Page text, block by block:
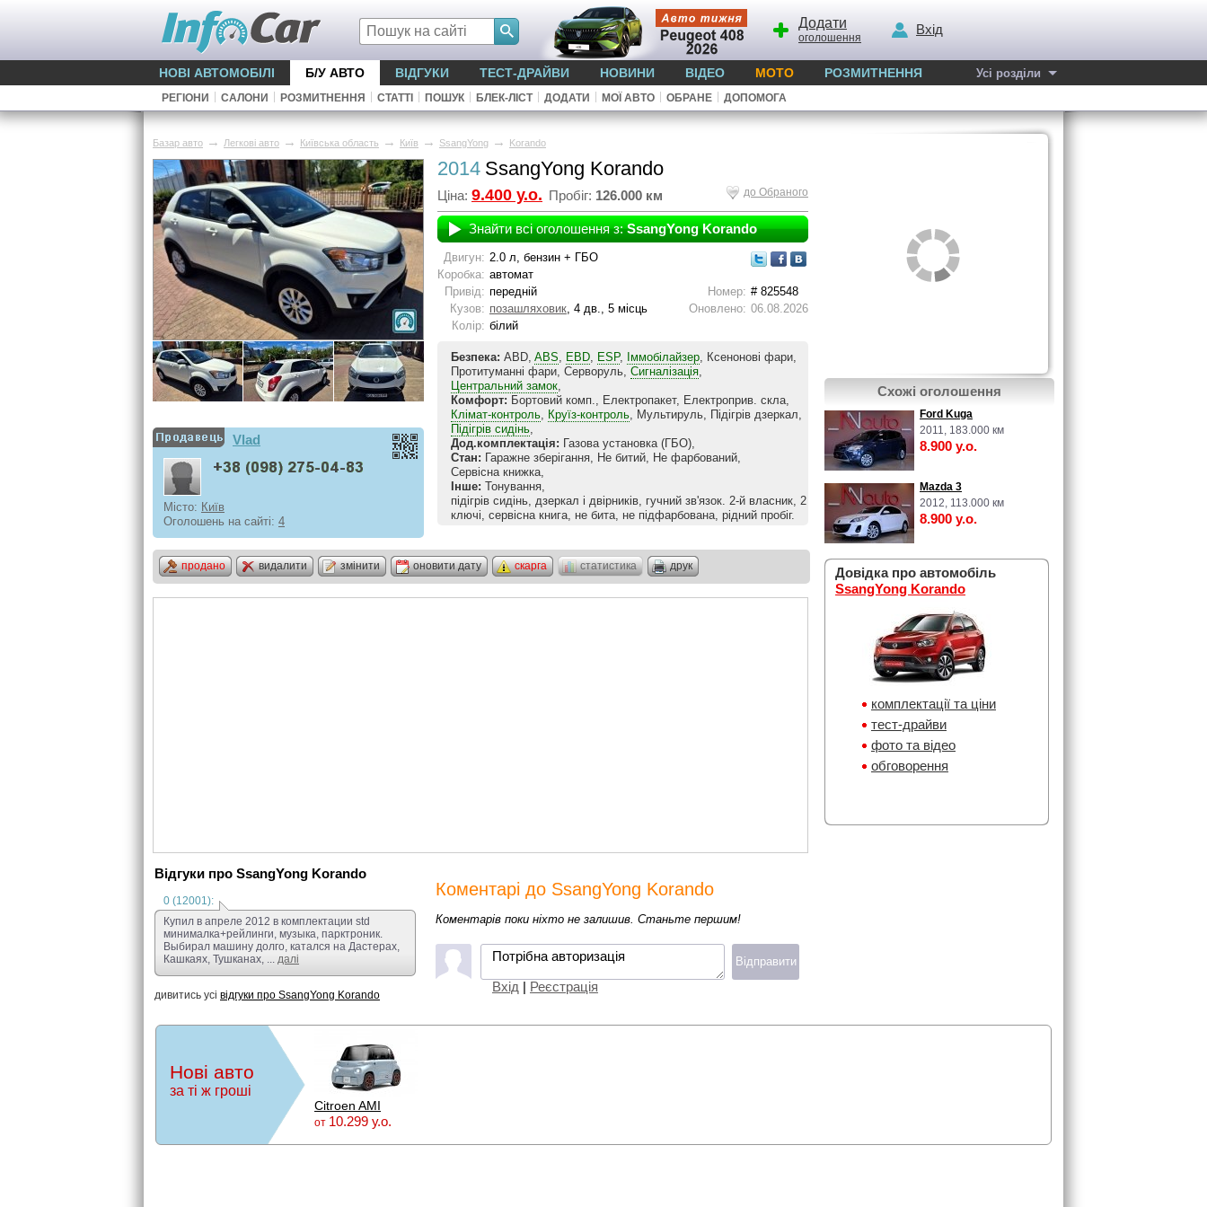
Додати
оголошення
Вхід
НОВІ АВТОМОБІЛІ Б/У АВТО ВІДГУКИ ТЕСТ-ДРАЙВИ НОВИНИ ВІДЕО МОТО РОЗМИТНЕННЯ Усі розділи
РЕГІОНИ САЛОНИ РОЗМИТНЕННЯ СТАТТІ ПОШУК БЛЕК-ЛІСТ ДОДАТИ МОЇ АВТО ОБРАНЕ ДОПОМОГА
Базар авто → Легкові авто → Київська область → Київ → SsangYong → Korando
Vlad
Місто: Київ
Оголошень на сайті: 4
2014 SsangYong Korando
до Обраного
Ціна: 9.400 у.о. Пробіг: 126.000 км
Знайти всі оголошення з:SsangYong Korando
Номер: # 825548
Оновлено: 06.08.2026
Двигун: 2.0 л, бензин + ГБО
Коробка: автомат
Привід: передній
Кузов: позашляховик, 4 дв., 5 місць
Колір: білий
Безпека: ABD, ABS, EBD, ESP, Іммобілайзер, Ксенонові фари,
Протитуманні фари, Серворуль, Сигналізація,
Центральний замок,
Комфорт: Бортовий комп., Електропакет, Електроприв. скла,
Клімат-контроль, Круїз-контроль, Мультируль, Підігрів дзеркал,
Підігрів сидінь,
Дод.комплектація: Газова установка (ГБО),
Стан: Гаражне зберігання, Не битий, Не фарбований,
Сервісна книжка,
Інше: Тонування,
підігрів сидінь, дзеркал і двірників, гучний зв'язок. 2-й власник, 2
ключі, сервісна книга, не бита, не підфарбована, рідний пробіг.
продано видалити змінити оновити дату скарга статистика друк
Відгуки про SsangYong Korando
0 (12001):
Купил в апреле 2012 в комплектации std
минималка+рейлинги, музыка, парктроник.
Выбирал машину долго, катался на Дастерах,
Кашкаях, Тушканах, ... далі
дивитись усі відгуки про SsangYong Korando
Коментарі до SsangYong Korando
Коментарів поки ніхто не залишив. Станьте першим!
Потрібна авторизація
Вхід | Реєстрація
Відправити
Схожі оголошення
Ford Kuga
2011, 183.000 км
8.900 у.о.
Mazda 3
2012, 113.000 км
8.900 у.о.
Довідка про автомобіль
SsangYong Korando
комплектації та ціни
тест-драйви
фото та відео
обговорення
Нові авто
за ті ж гроші
Citroen AMI
от 10.299 у.о.